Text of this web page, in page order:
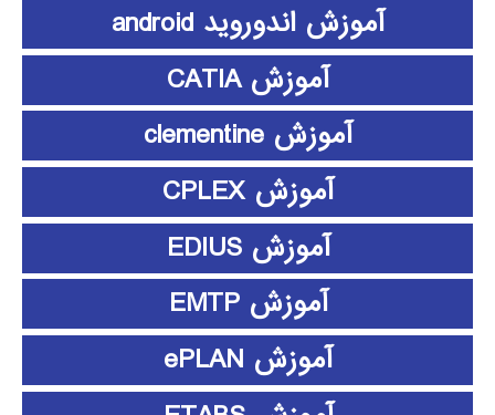
آموزش اندوروید android
آموزش CATIA
آموزش clementine
آموزش CPLEX
آموزش EDIUS
آموزش EMTP
آموزش ePLAN